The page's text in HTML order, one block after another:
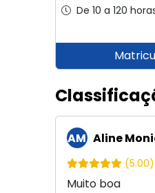
De 10 a 120
AM Aline
(5.00)
Muito boa